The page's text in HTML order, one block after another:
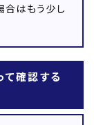
合はもう少し
て確認する